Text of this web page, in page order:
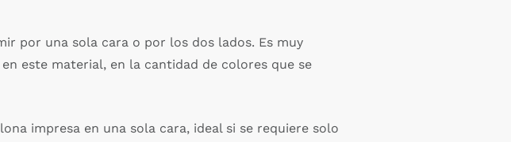
por una sola cara o por los dos lados. Es muy
este material, en la cantidad de colores que se
impresa en una sola cara, ideal si se requiere solo